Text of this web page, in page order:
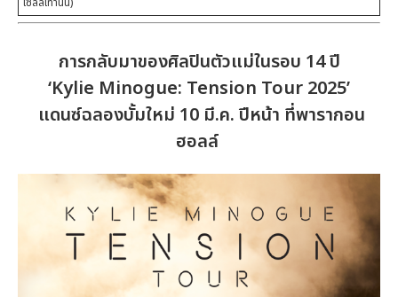
การกลับมาของศิลปินตัวแม่ในรอบ 14 ปี
‘Kylie Minogue: Tension Tour 2025’
แดนซ์ฉลองบั้มใหม่ 10 มี.ค. ปีหน้า ที่พารากอน
ฮอลล์